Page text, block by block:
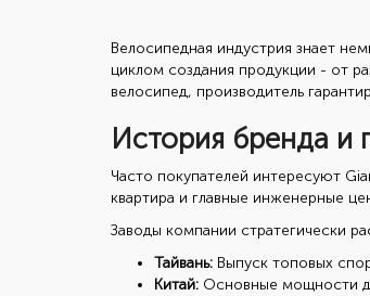
Велосипедная индустрия знает
циклом создания продукции - от
велосипед, производитель
История бренда и
Часто покупателей интересуют
квартира и главные инженерные
Заводы компании стратегически
Тайвань: Выпуск топовых
Китай: Основные мощности